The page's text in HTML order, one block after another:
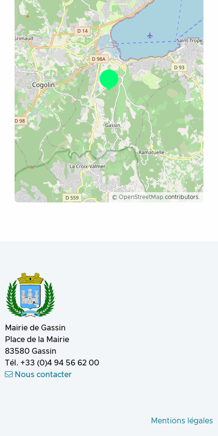
© OpenStreetMap contributors.
Mairie de Gassin
Place de la Mairie
83580 Gassin
Tél. +33 (0)4 94 56 62 00
Nous contacter
Mentions légales